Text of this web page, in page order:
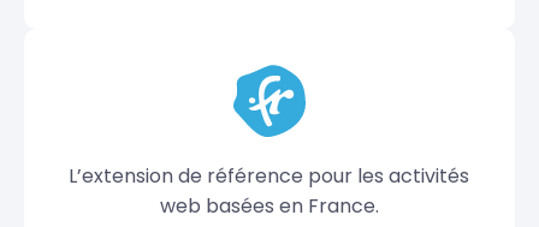
L’extension de référence pour les activités
web basées en France.